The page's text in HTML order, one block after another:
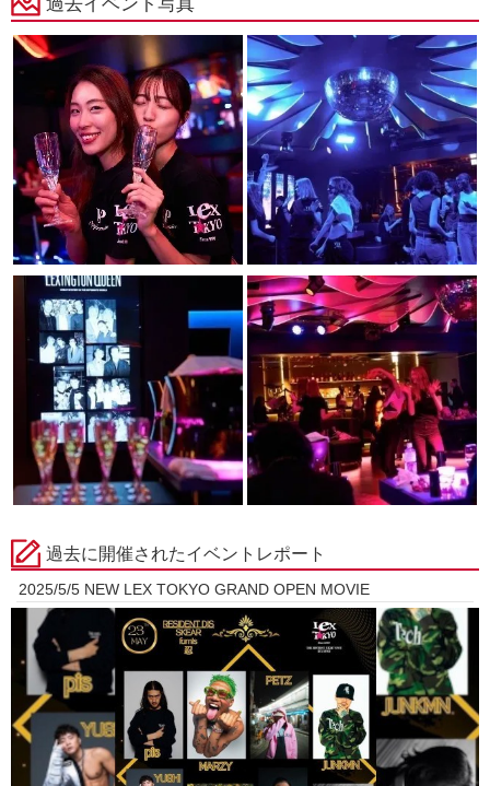
過去に開催されたイベントレポート
2025/5/5 NEW LEX TOKYO GRAND OPEN MOVIE